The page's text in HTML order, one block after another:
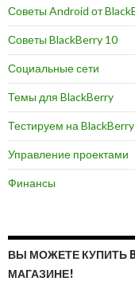
Советы Android от
Советы BlackBerry 10
Социальные сети
Темы для BlackBerry
Тестируем на BlackBerry
Управление проектами
Финансы
ВЫ МОЖЕТЕ КУПИТЬ
МАГАЗИНЕ!